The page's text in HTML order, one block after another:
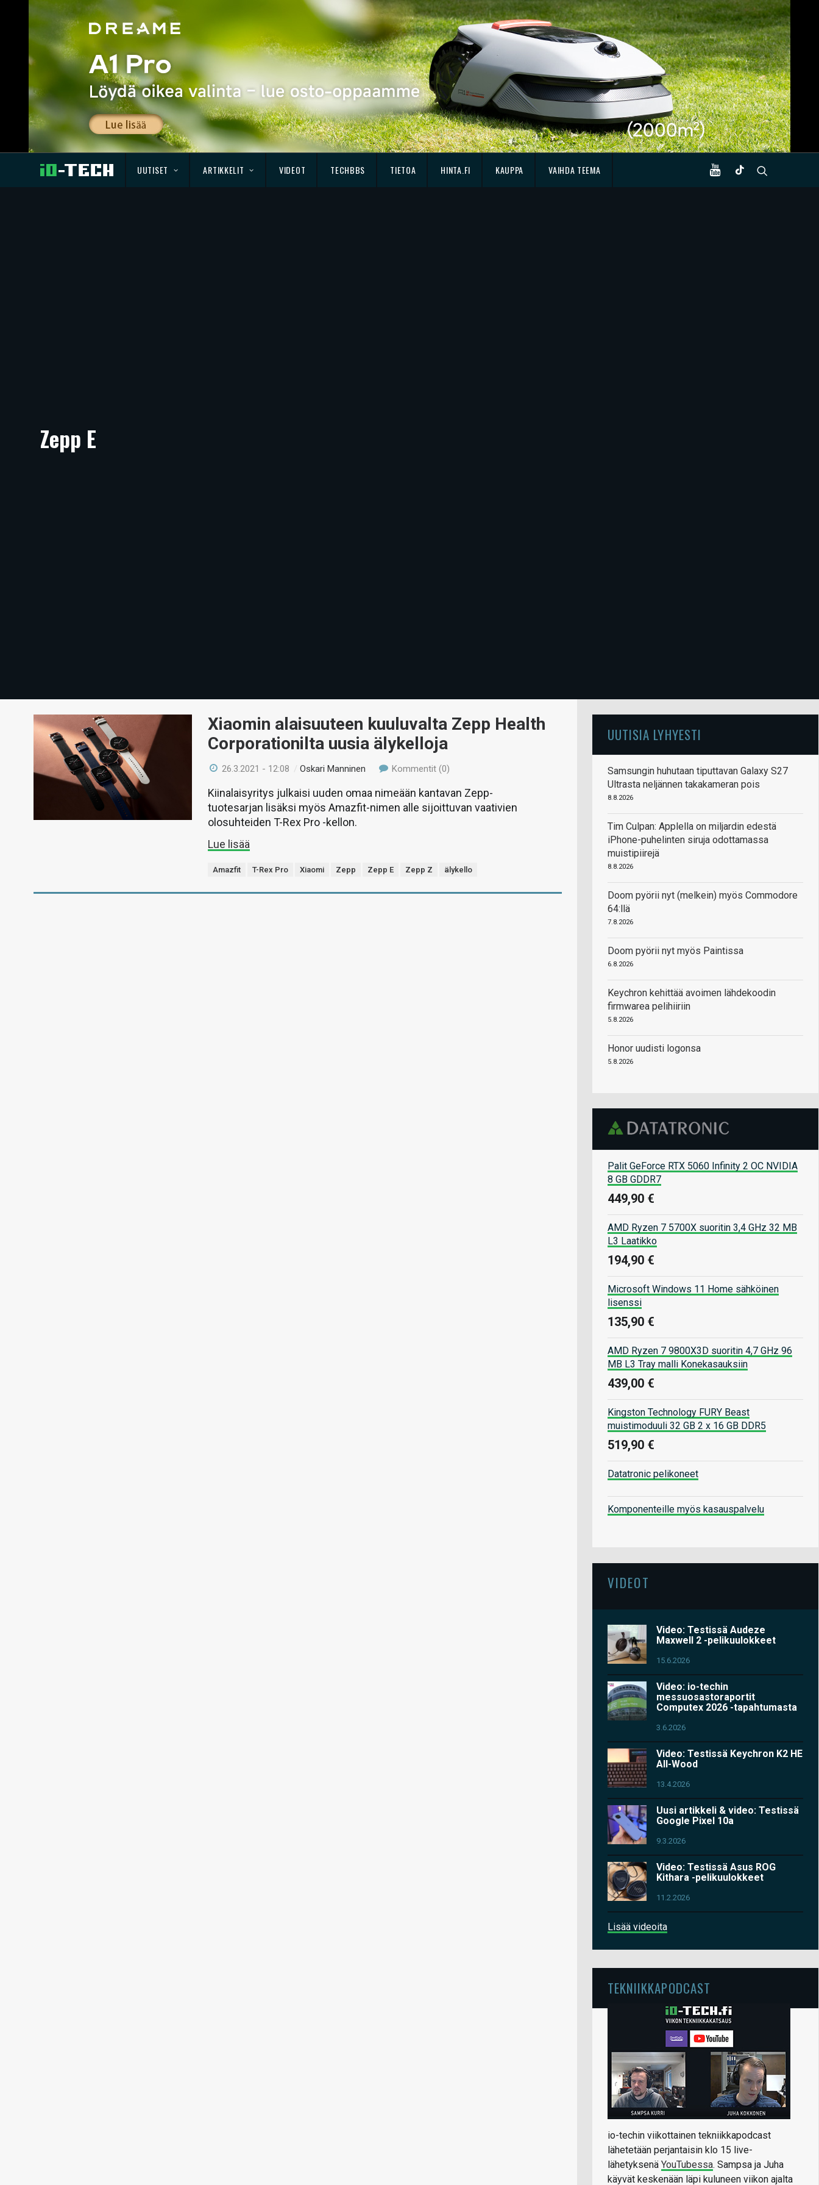
UUTISET ARTIKKELIT VIDEOT TECHBBS TIETOA HINTA.FI KAUPPA VAIHDA TEEMA
Zepp E
Xiaomin alaisuuteen kuuluvalta Zepp Health
Corporationilta uusia älykelloja
26.3.2021 - 12:08 /Oskari Manninen Kommentit (0)
Kiinalaisyritys julkaisi uuden omaa nimeään kantavan Zepp-
tuotesarjan lisäksi myös Amazfit-nimen alle sijoittuvan vaativien
olosuhteiden T-Rex Pro -kellon.
Lue lisää
Amazfit T-Rex Pro Xiaomi Zepp Zepp E Zepp Z älykello
UUTISIA LYHYESTI
Samsungin huhutaan tiputtavan Galaxy S27
Ultrasta neljännen takakameran pois
8.8.2026
Tim Culpan: Applella on miljardin edestä
iPhone-puhelinten siruja odottamassa
muistipiirejä
8.8.2026
Doom pyörii nyt (melkein) myös Commodore
64:llä
7.8.2026
Doom pyörii nyt myös Paintissa
6.8.2026
Keychron kehittää avoimen lähdekoodin
firmwarea pelihiiriin
5.8.2026
Honor uudisti logonsa
5.8.2026
Palit GeForce RTX 5060 Infinity 2 OC NVIDIA
8 GB GDDR7
449,90 €
AMD Ryzen 7 5700X suoritin 3,4 GHz 32 MB
L3 Laatikko
194,90 €
Microsoft Windows 11 Home sähköinen
lisenssi
135,90 €
AMD Ryzen 7 9800X3D suoritin 4,7 GHz 96
MB L3 Tray malli Konekasauksiin
439,00 €
Kingston Technology FURY Beast
muistimoduuli 32 GB 2 x 16 GB DDR5
519,90 €
Datatronic pelikoneet
Komponenteille myös kasauspalvelu
VIDEOT
Video: Testissä Audeze
Maxwell 2 -pelikuulokkeet
15.6.2026
Video: io-techin
messuosastoraportit
Computex 2026 -tapahtumasta
3.6.2026
Video: Testissä Keychron K2 HE
All-Wood
13.4.2026
Uusi artikkeli & video: Testissä
Google Pixel 10a
9.3.2026
Video: Testissä Asus ROG
Kithara -pelikuulokkeet
11.2.2026
Lisää videoita
TEKNIIKKAPODCAST
io-techin viikottainen tekniikkapodcast
lähetetään perjantaisin klo 15 live-
lähetyksenä YouTubessa. Sampsa ja Juha
käyvät keskenään läpi kuluneen viikon ajalta